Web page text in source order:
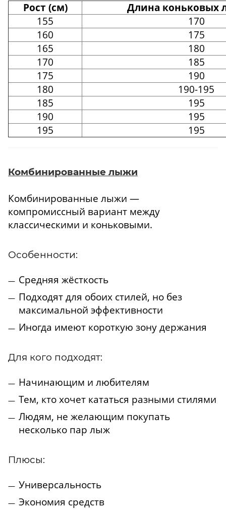
Рост (см)
Длина коньковых
155
170
160
175
165
180
170
185
175
190
180
190-195
185
195
190
195
195
195
Комбинированные лыжи
Комбинированные лыжи —
компромиссный вариант между
классическими и коньковыми.
Особенности:
Средняя жёсткость
Подходят для обоих стилей, но без
максимальной эффективности
Иногда имеют короткую зону держания
Для кого подходят:
Начинающим и любителям
Тем, кто хочет кататься разными стилями
Людям, не желающим покупать
несколько пар лыж
Плюсы:
Универсальность
Экономия средств